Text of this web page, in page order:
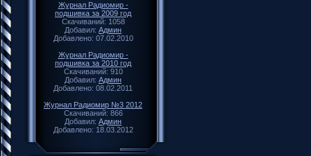
Журнал Радиомир -
подшивка за 2009 год
Скачиваний: 1058
Добавил: Админ
Добавлено: 07.02.2010
Журнал Радиомир -
подшивка за 2010 год
Скачиваний: 910
Добавил: Админ
Добавлено: 08.02.2011
Журнал Радиомир №3 2012
Скачиваний: 866
Добавил: Админ
Добавлено: 18.03.2012